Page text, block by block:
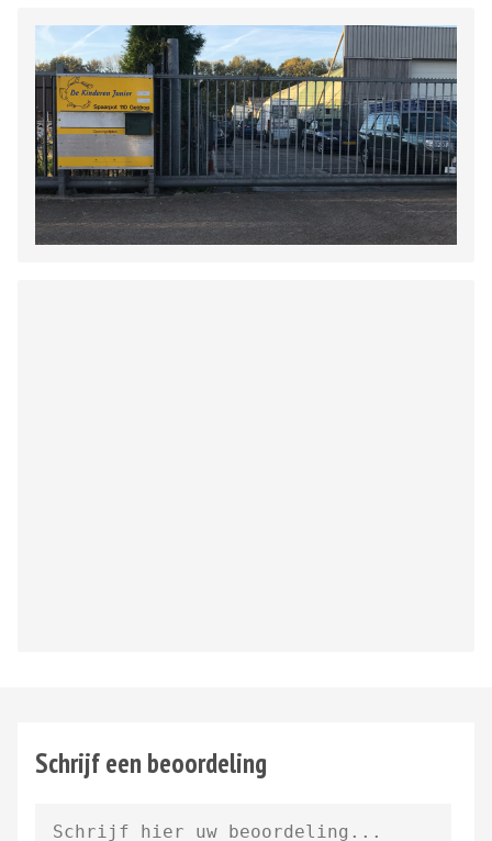
Schrijf een beoordeling